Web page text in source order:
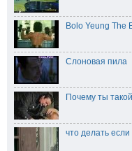
Bolo Yeung The
Слоновая пила
Почему ты
что делать